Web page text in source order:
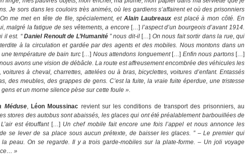
Je sors dans les couloirs très animés, où les gardiens s’affairent et où des prisonniers
me met en tête de file, spécialement, etAlain Laubreauxest placé à mon côté. En
malgré la fatigue de ses vêtements, a encore[…] l’aspect d’un bourgeois d’avant 1914.
il est. “Daniel Renoult de L’Humanité” nous dit-il[…] On nous fait sortir dans la rue, qui
à la circulation et gardée par des agents et des mobiles. Nous montons dans un
température de bain turc[…] Nous attendons longuement[…] Enfin nous partons[…]
avons une vision de débâcle. La route est affreusement encombrée des véhicules les
à cheval, charrettes, attelées ou à bras, bicyclettes, voitures d’enfant. Entassés
des meubles, des grappes de gens. C’est la fuite, la vraie fuite éperdue, une tristesse
et un morne silence pèse sur cette foule ».
Méduse, Léon Moussinac revient sur les conditions de transport des prisonniers, au
stores des autobus sont abaissés, les glaces qui ont été préalablement barbouillées de
est étouffant[…] Un chef mobile fait encore une fois l’appel et nous annonce les
se lever de sa place sous aucun prétexte, de baisser les glaces. ” – Le premier qui
peau. On se regarde. Il y a trois garde-mobiles sur la plate-forme. – Un joli voyage
»